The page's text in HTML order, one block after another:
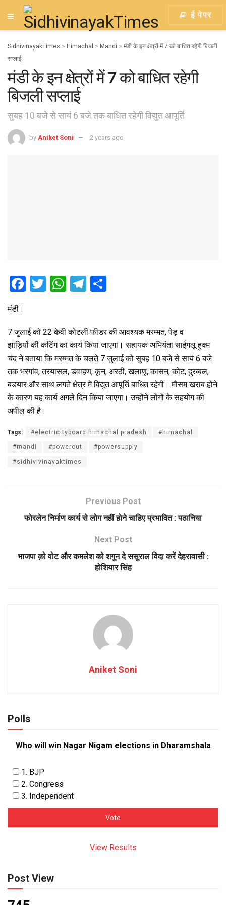
ई पेपर
SidhivinayakTimes > Himachal > Mandi > मंडी के इन क्षेत्रों में 7 को बाधित रहेगी बिजली
सप्लाई
मंडी के इन क्षेत्रों में 7 को बाधित रहेगी
बिजली सप्लाई
सुबह 10 बजे से सायं 6 बजे तक बाधित रहेगी विद्युत आपूर्ति
by Aniket Soni 2 years ago
F
b
o
o
k
T
er
W
s
A
p
p
T
gr
a
m
e
मंडी।
7 जुलाई को 22 केवी कोटली फीडर की आवश्यक मरम्मत, पेड़ व
झाड़ियों की कटिंग का कार्य किया जाएगा। सहायक अभियंता साईगलू हुक्म
चंद ने बताया कि मरम्मत के चलते 7 जुलाई को सुबह 10 बजे से सायं 6 बजे
तक भरगांव, तरयासल, डवाहण, कून, अरठी, खलाणू, कासन, कोट, दु्रब्बल,
बडयार और साथ लगते क्षेत्र में विद्युत आपूर्ति बाधित रहेगी। मौसम खराब होने
के कारण यह कार्य अगले दिन किया जाएगा। उन्होंने लोगों के सहयोग की
अपील की है।
Tags: #electricityboard himachal pradesh #himachal
#mandi #powercut #powersupply
#sidhivivinayaktimes
Previous Post
फोरलेन निर्माण कार्य से लोग नहीं होने चाहिए प्रभावित : पठानिया
Next Post
भाजपा क़ो वोट और कमलेश को शगुन दे ससुराल विदा करें देहरावासी :
होशियार सिंह
Aniket Soni
Polls
Who will win Nagar Nigam elections in Dharamshala
1. BJP
2. Congress
3. Independent
View Results
Post View